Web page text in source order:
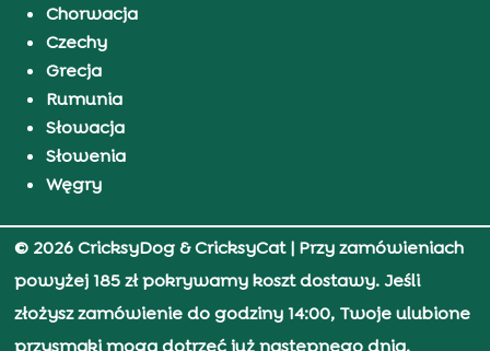
Chorwacja
Czechy
Grecja
Rumunia
Słowacja
Słowenia
Węgry
© 2026 CricksyDog & CricksyCat| Przy zamówieniach
powyżej 185 zł pokrywamy koszt dostawy. Jeśli
złożysz zamówienie do godziny 14:00, Twoje ulubione
przysmaki mogą dotrzeć już następnego dnia.